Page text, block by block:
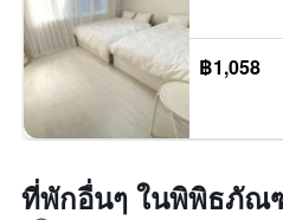
฿1,058
ที่พักอื่นๆ ในพิพิธภัณ